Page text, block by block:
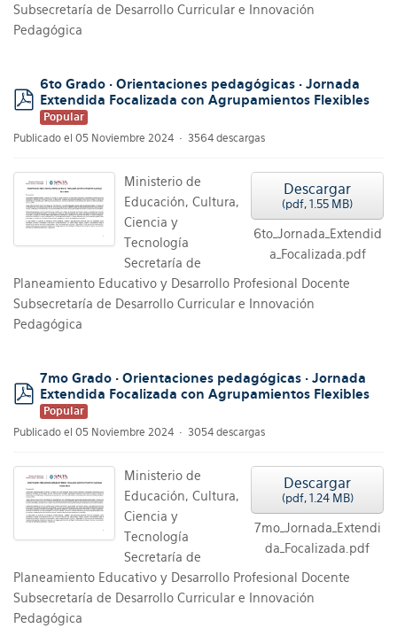
Subsecretaría de Desarrollo Curricular e Innovación
Pedagógica
pdf
6to Grado · Orientaciones pedagógicas · Jornada
Extendida Focalizada con Agrupamientos Flexibles
Popular
Publicado el 05 Noviembre 2024
3564 descargas
Descargar
(pdf, 1.55 MB)
6to_Jornada_Extendid
a_Focalizada.pdf
Ministerio de
Educación, Cultura,
Ciencia y
Tecnología
Secretaría de
Planeamiento Educativo y Desarrollo Profesional Docente
Subsecretaría de Desarrollo Curricular e Innovación
Pedagógica
pdf
7mo Grado · Orientaciones pedagógicas · Jornada
Extendida Focalizada con Agrupamientos Flexibles
Popular
Publicado el 05 Noviembre 2024
3054 descargas
Descargar
(pdf, 1.24 MB)
7mo_Jornada_Extendi
da_Focalizada.pdf
Ministerio de
Educación, Cultura,
Ciencia y
Tecnología
Secretaría de
Planeamiento Educativo y Desarrollo Profesional Docente
Subsecretaría de Desarrollo Curricular e Innovación
Pedagógica